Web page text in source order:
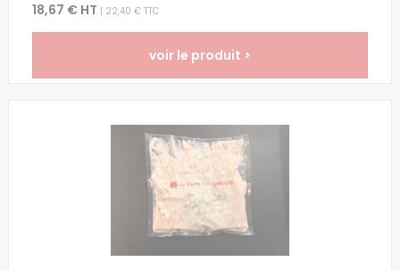
18,67 € HT | 22,40 € TTC
voir le produit >